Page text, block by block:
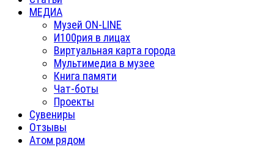
МЕДИА
Музей ON-LINE
И100рия в лицах
Виртуальная карта города
Мультимедиа в музее
Книга памяти
Чат-боты
Проекты
Сувениры
Отзывы
Атом рядом